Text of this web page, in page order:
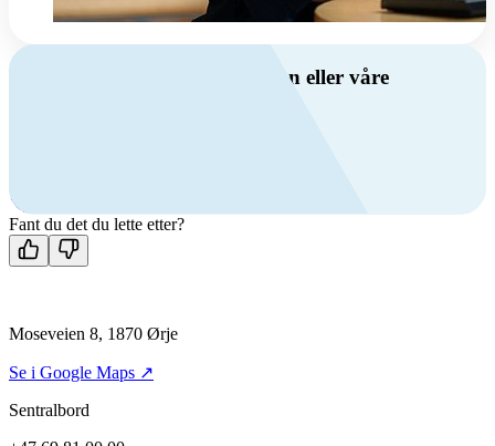
Har du spørsmål om ventilasjon eller våre
Kontakt oss
Fant du det du lette etter?
Moseveien 8, 1870 Ørje
Se i Google Maps ↗
Sentralbord